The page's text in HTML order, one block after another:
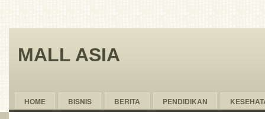
MALL ASIA
HOME BISNIS BERITA PENDIDIKAN